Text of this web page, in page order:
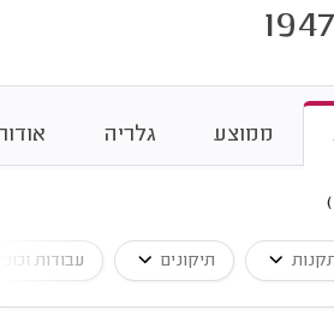
1947
ממוצע גלריה
)
תיקונים עבודות